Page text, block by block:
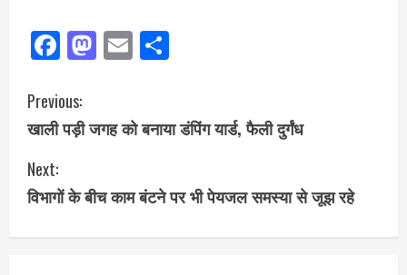
Facebook
Mastodon
Email
Previous:
खाली पड़ी जगह को बनाया डंपिंग यार्ड, फैली दुर्गंध
Next:
विभागों के बीच काम बंटने पर भी पेयजल समस्या से जूझ रहे